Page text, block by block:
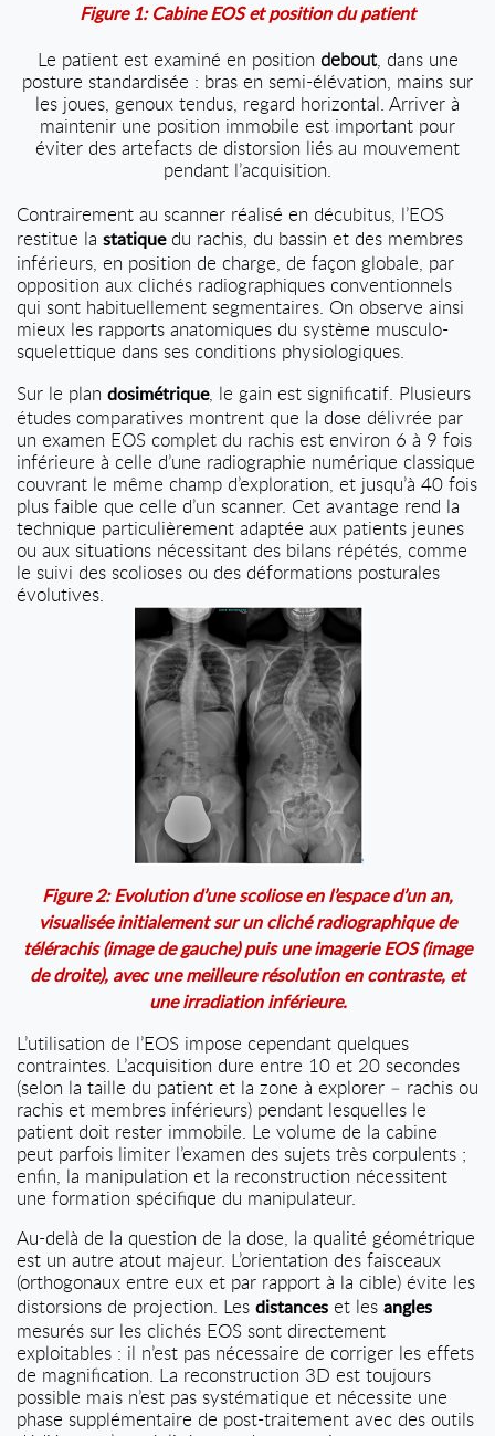
Figure 1: Cabine EOS et position du patient
Le patient est examiné en position debout, dans une
posture standardisée : bras en semi-élévation, mains sur
les joues, genoux tendus, regard horizontal. Arriver à
maintenir une position immobile est important pour
éviter des artefacts de distorsion liés au mouvement
pendant l’acquisition.
Contrairement au scanner réalisé en décubitus, l’EOS
restitue la statiquedu rachis, du bassin et des membres
inférieurs, en position de charge, de façon globale, par
opposition aux clichés radiographiques conventionnels
qui sont habituellement segmentaires. On observe ainsi
mieux les rapports anatomiques du système musculo-
squelettique dans ses conditions physiologiques.
Sur le plan dosimétrique, le gain est significatif. Plusieurs
études comparatives montrent que la dose délivrée par
un examen EOS complet du rachis est environ 6 à 9 fois
inférieure à celle d’une radiographie numérique classique
couvrant le même champ d’exploration, et jusqu’à 40 fois
plus faible que celle d’un scanner. Cet avantage rend la
technique particulièrement adaptée aux patients jeunes
ou aux situations nécessitant des bilans répétés, comme
le suivi des scolioses ou des déformations posturales
évolutives.
Figure 2: Evolution d’une scoliose en l’espace d’un an,
visualisée initialement sur un cliché radiographique de
télérachis (image de gauche) puis une imagerie EOS (image
de droite), avec une meilleure résolution en contraste, et
une irradiation inférieure.
L’utilisation de l’EOS impose cependant quelques
contraintes. L’acquisition dure entre 10 et 20 secondes
(selon la taille du patient et la zone à explorer – rachis ou
rachis et membres inférieurs) pendant lesquelles le
patient doit rester immobile. Le volume de la cabine
peut parfois limiter l’examen des sujets très corpulents ;
enfin, la manipulation et la reconstruction nécessitent
une formation spécifique du manipulateur.
Au-delà de la question de la dose, la qualité géométrique
est un autre atout majeur. L’orientation des faisceaux
(orthogonaux entre eux et par rapport à la cible) évite les
distorsions de projection. Les distances et les angles
mesurés sur les clichés EOS sont directement
exploitables : il n’est pas nécessaire de corriger les effets
de magnification. La reconstruction 3D est toujours
possible mais n’est pas systématique et nécessite une
phase supplémentaire de post-traitement avec des outils